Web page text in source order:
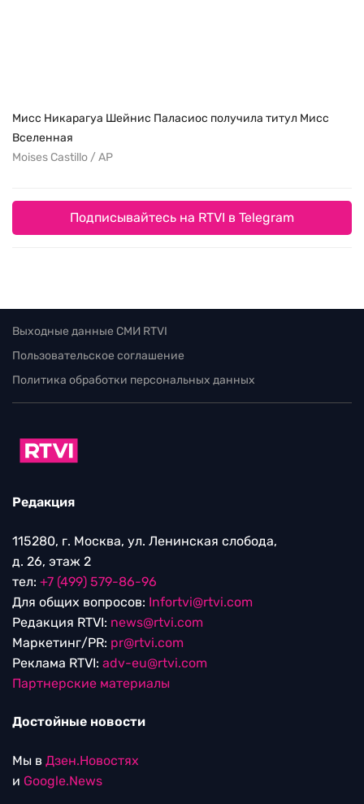
Мисс Никарагуа Шейнис Паласиос получила титул Мисс
Вселенная
Moises Castillo / AP
Подписывайтесь на RTVI в Telegram
Выходные данные СМИ RTVI
Пользовательское соглашение
Политика обработки персональных данных
Редакция
115280, г. Москва, ул. Ленинская слобода,
д. 26, этаж 2
тел: +7 (499) 579-86-96
Для общих вопросов: Infortvi@rtvi.com
Редакция RTVI: news@rtvi.com
Маркетинг/PR: pr@rtvi.com
Реклама RTVI: adv-eu@rtvi.com
Партнерские материалы
Достойные новости
Мы в Дзен.Новостях
и Google.News